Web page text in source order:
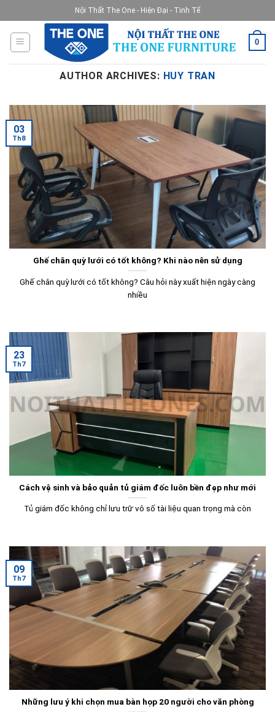
to
content
Nội Thất The One - Hiện Đại - Tinh Tế
0
AUTHOR ARCHIVES: HUY TRAN
Ghế chân quỳ lưới có tốt không? Khi nào nên sử dụng
Ghế chân quỳ lưới có tốt không? Câu hỏi này xuất hiện ngày càng
nhiều
03
Th8
Cách vệ sinh và bảo quản tủ giám đốc luôn bền đẹp như mới
Tủ giám đốc không chỉ lưu trữ vô số tài liệu quan trọng mà còn
23
Th7
Những lưu ý khi chọn mua bàn họp 20 người cho văn phòng
09
Th7